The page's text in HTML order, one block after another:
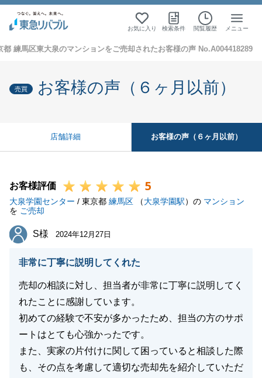
お気に入り 検索条件 閲覧履歴 メニュー
都 練馬区東大泉のマンションをご売却されたお客様の声 No.A004418289
売買 お客様の声（６ヶ月以前）
店舗詳細 お客様の声（６ヶ月以前）
お客様評価 5
大泉学園センター / 東京都 練馬区 （大泉学園駅）の マンション
を ご売却
S様
S様 2024年12月27日
非常に丁寧に説明してくれた
売却の相談に対し、担当者が非常に丁寧に説明してく
れたことに感謝しています。
初めての経験で不安が多かったため、担当の方のサポ
ートはとても心強かったです。
また、実家の片付けに関して困っていると相談した際
も、その点を考慮して適切な売却先を紹介していただ